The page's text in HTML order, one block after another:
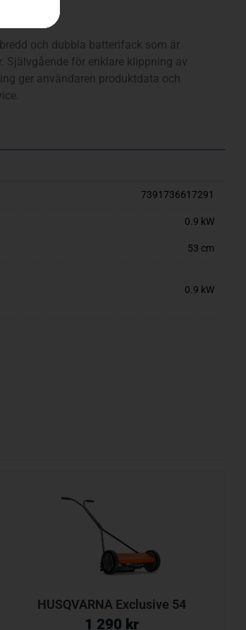
och dubbla batterifack som är
Självgående för enklare klippning av
ger användaren produktdata och
7391736617291
0.9 kW
53 cm
0.9 kW
HUSQVARNA Exclusive 54
1 290 kr